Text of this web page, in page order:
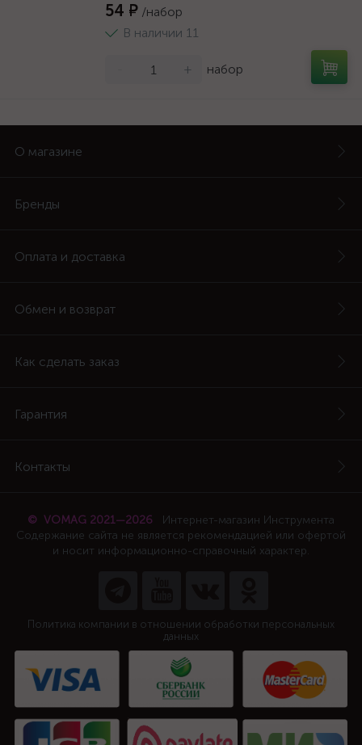
54 ₽ /набор
В наличии 11
+ набор
О магазине
Бренды
Оплата и доставка
Обмен и возврат
Как сделать заказ
Гарантия
Контакты
© VOMAG 2021—2026
Интернет-магазин Инструмента
Содержание сайта не является рекомендацией или офертой
и носит информационно-справочный характер.
Политика компании в отношении обработки персональных
данных